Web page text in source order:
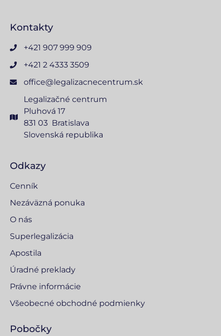
Kontakty
+421 907 999 909
+421 2 4333 3509
office@legalizacnecentrum.sk
Legalizačné centrum
Pluhová 17
831 03 Bratislava
Slovenská republika
Odkazy
Cenník
Nezáväzná ponuka
O nás
Superlegalizácia
Apostila
Úradné preklady
Právne informácie
Všeobecné obchodné podmienky
Pobočky